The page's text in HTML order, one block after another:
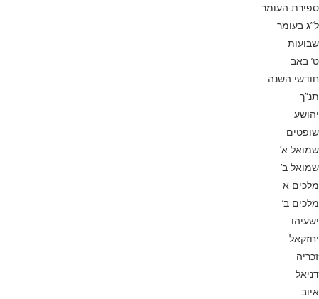
ספירת העומר
ל”ג בעומר
שבועות
ט’ באב
חודשי השנה
תנ”ך
יהושע
שופטים
שמואל א’
שמואל ב’
מלכים א
מלכים ב’
ישעיהו
יחזקאל
זכריה
דניאל
איוב